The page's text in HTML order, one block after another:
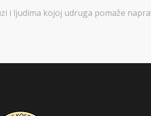
i ljudima kojoj udruga pomaže